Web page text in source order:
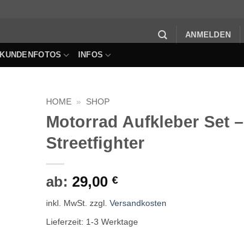
ANMELDEN
KUNDENFOTOS INFOS
HOME » SHOP
Motorrad Aufkleber Set –
Streetfighter
ab: 29,00 €
inkl. MwSt. zzgl. Versandkosten
Lieferzeit: 1-3 Werktage